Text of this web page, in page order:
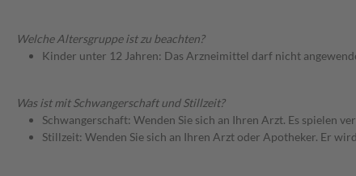
Welche Altersgruppe ist zu beachten?
Kinder unter 12 Jahren: Das Arzneimittel darf nicht
Was ist mit Schwangerschaft und Stillzeit?
Schwangerschaft: Wenden Sie sich an Ihren Arzt. Es spielen
Stillzeit: Wenden Sie sich an Ihren Arzt oder Apotheker. Er